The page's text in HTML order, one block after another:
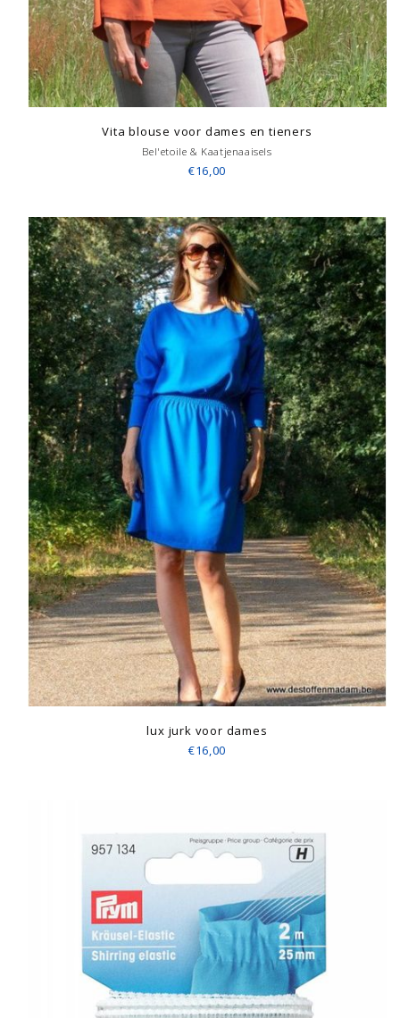
Vita blouse voor dames en tieners
Bel'etoile & Kaatjenaaisels
€16,00
lux jurk voor dames
€16,00